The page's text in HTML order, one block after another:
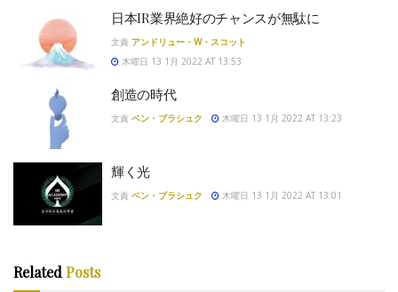
日本IR業界絶好のチャンスが無駄に
文責 アンドリュー・W・スコット
木曜日 13 1月 2022 AT 13:53
創造の時代
文責 ベン・ブラシュク 木曜日 13 1月 2022 AT 13:23
輝く光
文責 ベン・ブラシュク 木曜日 13 1月 2022 AT 13:01
RelatedPosts